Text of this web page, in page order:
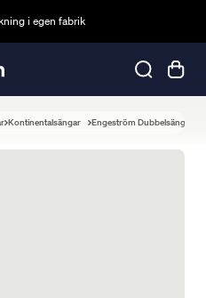
i egen fabrik
Kontinentalsängar Engeström Dubbelsäng